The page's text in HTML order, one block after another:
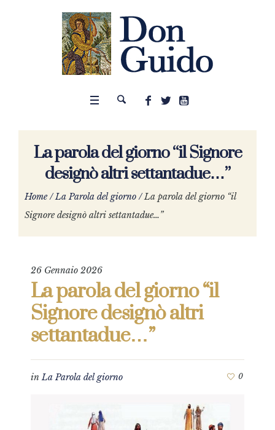
La parola del giorno “il Signore
designò altri settantadue…”
Home /La Parola del giorno /La parola del giorno “il
Signore designò altri settantadue…”
26 Gennaio 2026
La parola del giorno “il
Signore designò altri
settantadue…”
inLa Parola del giorno 0